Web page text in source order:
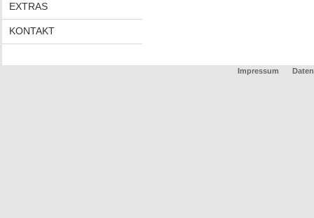
EXTRAS
KONTAKT
Impressum